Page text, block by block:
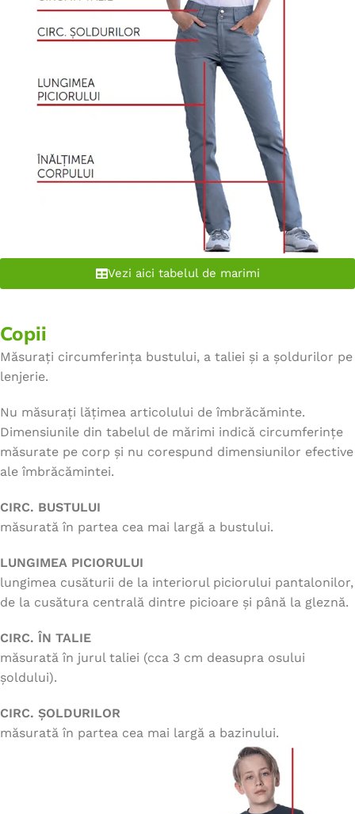
Vezi aici tabelul de marimi
Copii
Măsurați circumferința bustului, a taliei și a șoldurilor pe
lenjerie.
Nu măsurați lățimea articolului de îmbrăcăminte.
Dimensiunile din tabelul de mărimi indică circumferințe
măsurate pe corp și nu corespund dimensiunilor efective
ale îmbrăcămintei.
CIRC. BUSTULUI
măsurată în partea cea mai largă a bustului.
LUNGIMEA PICIORULUI
lungimea cusăturii de la interiorul piciorului pantalonilor,
de la cusătura centrală dintre picioare și până la gleznă.
CIRC. ÎN TALIE
măsurată în jurul taliei (cca 3 cm deasupra osului
șoldului).
CIRC. ȘOLDURILOR
măsurată în partea cea mai largă a bazinului.